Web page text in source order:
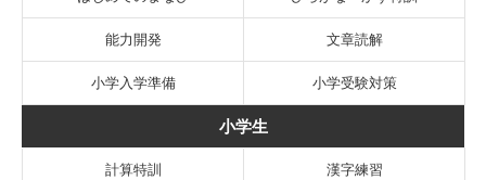
能力開発 文章読解
小学入学準備 小学受験対策
小学生
計算特訓 漢字練習